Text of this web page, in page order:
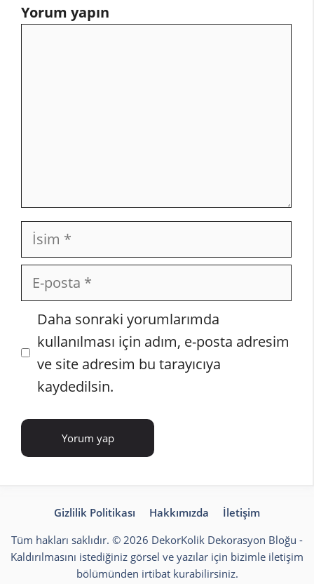
Yorum yapın
İsim
posta
İnternet
sitesi
Daha sonraki yorumlarımda
kullanılması için adım, e-posta adresim
ve site adresim bu tarayıcıya
kaydedilsin.
Gizlilik Politikası Hakkımızda
İletişim
Tüm hakları saklıdır. © 2026 DekorKolik Dekorasyon Bloğu -
Kaldırılmasını istediğiniz görsel ve yazılar için bizimle iletişim
bölümünden irtibat kurabilirsiniz.